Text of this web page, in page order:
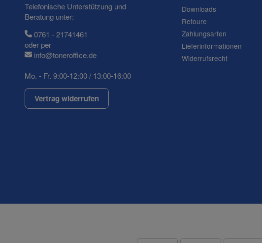
(* = Pflichtfelder)
Telefonische Unterstützung und
Beratung unter:
0761 - 21741461
oder per
info@toneroffice.de
Mo. - Fr. 9:00-12:00 / 13:00-16:00
Vertrag widerrufen
Downloads
Retoure
Zahlungsarten
Lieferinformationen
Widerrufsrecht